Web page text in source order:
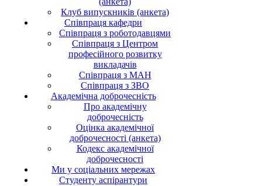
Клуб випускників (анкета)
Співпраця кафедри
Співпраця з роботодавцями
Співпраця з Центром
професійного розвитку
викладачів
Співпраця з МАН
Співпраця з ЗВО
Академічна доброчесність
Про академічну
доброчесність
Оцінка академічної
доброчесності (анкета)
Кодекс академічної
доброчесності
Ми у соціальних мережах
Студенту аспірантури